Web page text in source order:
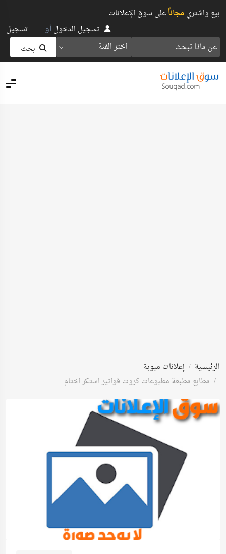
بيع واشتريمجاناًعلى سوق الإعلانات
اختر الفئة بحث
تسجيل الدخولأو تسجيل
الرئيسية
إعلانات مبوبة
مطابع مطبعة مطبوعات كروت فواتير استكر اختام